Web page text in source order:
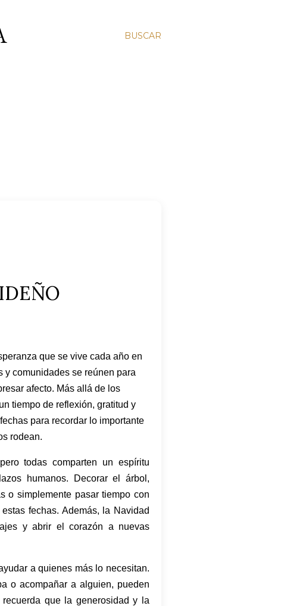
BUSCAR
que se vive cada año en
y comunidades se reúnen para
afecto. Más allá de los
tiempo de reflexión, gratitud y
para recordar lo importante
rodean.
todas comparten un espíritu
humanos. Decorar el árbol,
o simplemente pasar tiempo con
fechas. Además, la Navidad
y abrir el corazón a nuevas
a quienes más lo necesitan.
o acompañar a alguien, pueden
que la generosidad y la